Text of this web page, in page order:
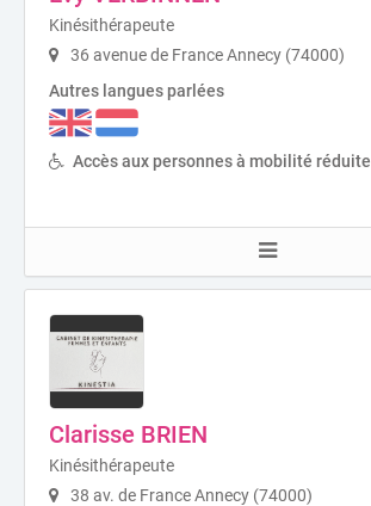
Kinésithérapeute
36 avenue de France Annecy (74000)
Autres langues parlées
Accès aux personnes à mobilité réduite
Clarisse BRIEN
Kinésithérapeute
38 av. de France Annecy (74000)